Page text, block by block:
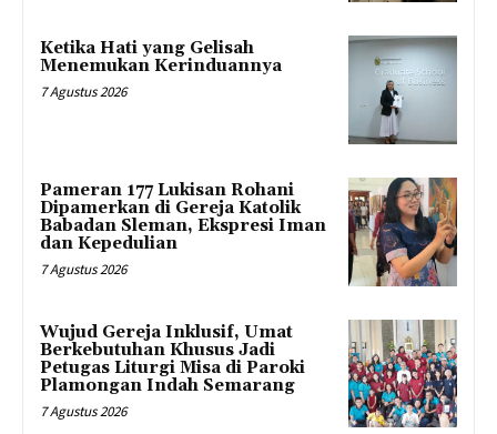
Ketika Hati yang Gelisah
Menemukan Kerinduannya
7 Agustus 2026
Pameran 177 Lukisan Rohani
Dipamerkan di Gereja Katolik
Babadan Sleman, Ekspresi Iman
dan Kepedulian
7 Agustus 2026
Wujud Gereja Inklusif, Umat
Berkebutuhan Khusus Jadi
Petugas Liturgi Misa di Paroki
Plamongan Indah Semarang
7 Agustus 2026